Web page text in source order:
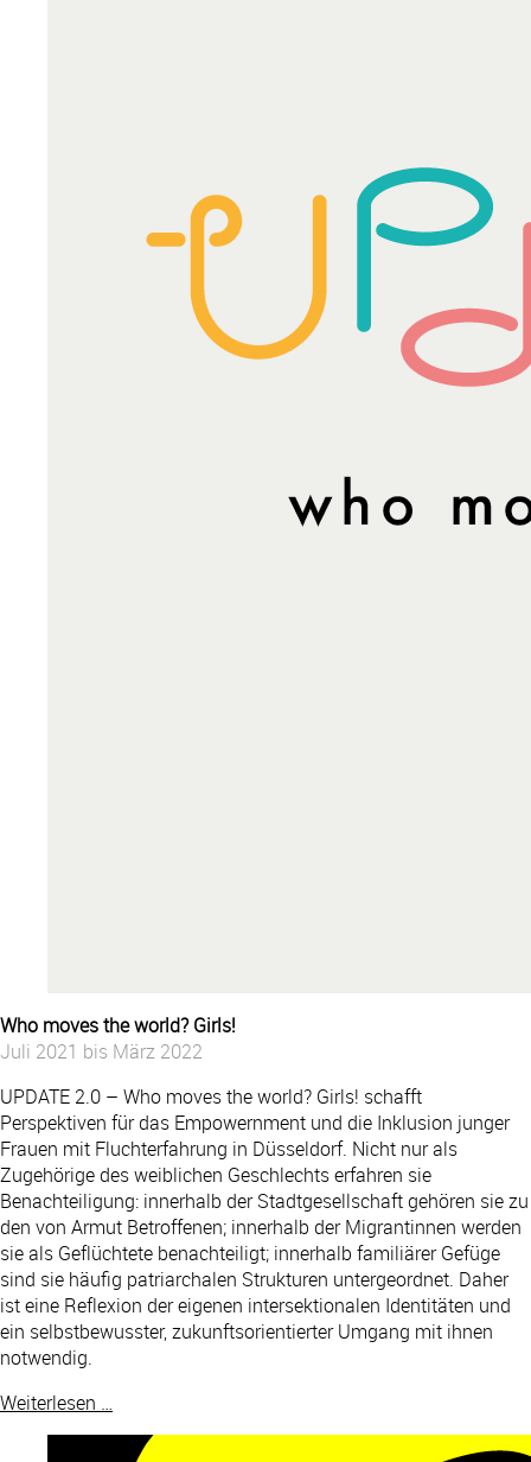
Who moves the world? Girls!
Juli 2021 bis März 2022
UPDATE 2.0 – Who moves the world? Girls! schafft
Perspektiven für das Empowernment und die Inklusion junger
Frauen mit Fluchterfahrung in Düsseldorf. Nicht nur als
Zugehörige des weiblichen Geschlechts erfahren sie
Benachteiligung: innerhalb der Stadtgesellschaft gehören sie zu
den von Armut Betroffenen; innerhalb der Migrantinnen werden
sie als Geflüchtete benachteiligt; innerhalb familiärer Gefüge
sind sie häufig patriarchalen Strukturen untergeordnet. Daher
ist eine Reflexion der eigenen intersektionalen Identitäten und
ein selbstbewusster, zukunftsorientierter Umgang mit ihnen
notwendig.
Weiterlesen …